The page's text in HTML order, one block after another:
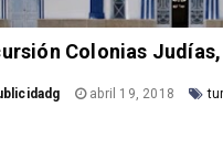
Colonias
abril 19, 2018